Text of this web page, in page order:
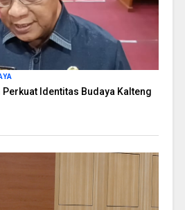
Identitas Budaya Kalteng